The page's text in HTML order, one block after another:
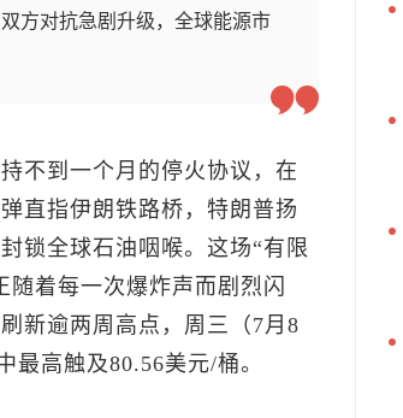
方对抗急剧升级，全球能源市
不到一个月的停火协议，在
直指伊朗铁路桥，特朗普扬
锁全球石油咽喉。这场“有限
着每一次爆炸声而剧烈闪
新逾两周高点，周三（7月8
最高触及80.56美元/桶。